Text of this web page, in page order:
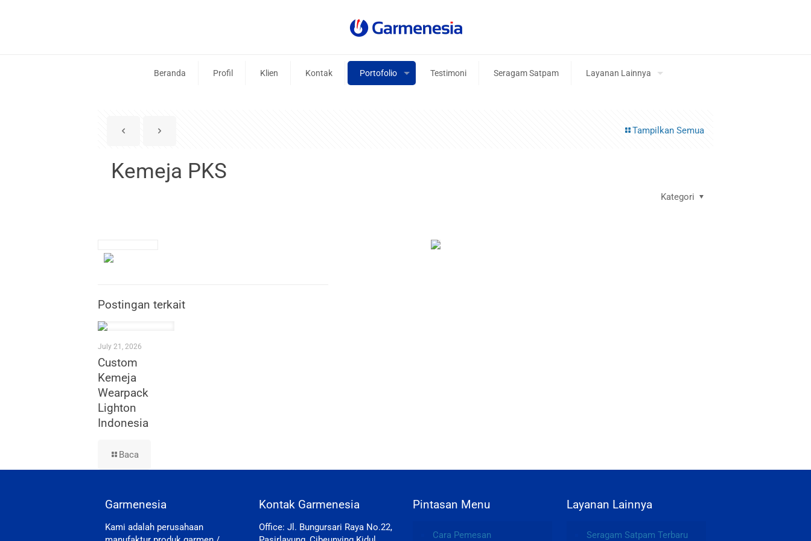
Beranda Profil Klien Kontak Portofolio Testimoni Seragam Satpam Layanan Lainnya
Tampilkan Semua
Kemeja PKS
Kategori
Postingan terkait
July 21, 2026
Custom
Kemeja
Wearpack
Lighton
Indonesia
Baca
Garmenesia
Kami adalah perusahaan
Kontak Garmenesia
Office: Jl. Bungursari Raya No.22,
Pintasan Menu
Cara Pemesan
Layanan Lainnya
Seragam Satpam Terbaru